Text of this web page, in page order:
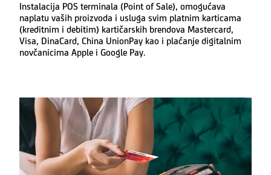
Instalacija POS terminala (Point of Sale), omogućava
naplatu vaših proizvoda i usluga svim platnim karticama
(kreditnim i debitim) kartičarskih brendova Mastercard,
Visa, DinaCard, China UnionPay kao i plaćanje digitalnim
novčanicima Apple i Google Pay.